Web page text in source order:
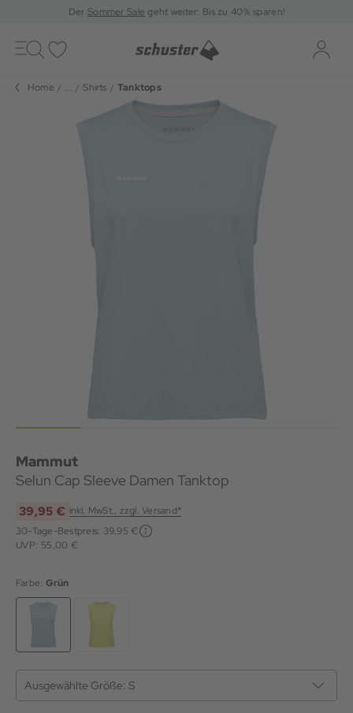
DerSommer Sale geht weiter: Bis zu 40% sparen!
Toggle
navigation
Home ... Shirts Tanktops
Mammut
Selun Cap Sleeve Damen Tanktop
39,95 € inkl. MwSt., zzgl. Versand*
30-Tage-Bestpreis: 39,95 €
UVP: 55,00 €
Farbe: Grün
Ausgewählte Größe: S